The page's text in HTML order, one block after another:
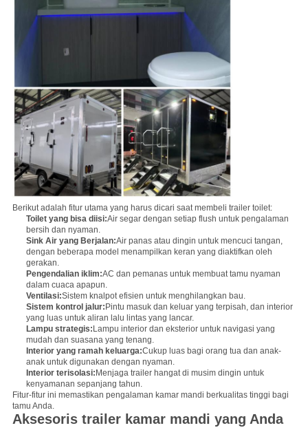
Berikut adalah fitur utama yang harus dicari saat membeli trailer toilet:
Toilet yang bisa diisi:Air segar dengan setiap flush untuk pengalaman
bersih dan nyaman.
Sink Air yang Berjalan:Air panas atau dingin untuk mencuci tangan,
dengan beberapa model menampilkan keran yang diaktifkan oleh
gerakan.
Pengendalian iklim:AC dan pemanas untuk membuat tamu nyaman
dalam cuaca apapun.
Ventilasi:Sistem knalpot efisien untuk menghilangkan bau.
Sistem kontrol jalur:Pintu masuk dan keluar yang terpisah, dan interior
yang luas untuk aliran lalu lintas yang lancar.
Lampu strategis:Lampu interior dan eksterior untuk navigasi yang
mudah dan suasana yang tenang.
Interior yang ramah keluarga:Cukup luas bagi orang tua dan anak-
anak untuk digunakan dengan nyaman.
Interior terisolasi:Menjaga trailer hangat di musim dingin untuk
kenyamanan sepanjang tahun.
Fitur-fitur ini memastikan pengalaman kamar mandi berkualitas tinggi bagi
tamu Anda.
Aksesoris trailer kamar mandi yang Anda